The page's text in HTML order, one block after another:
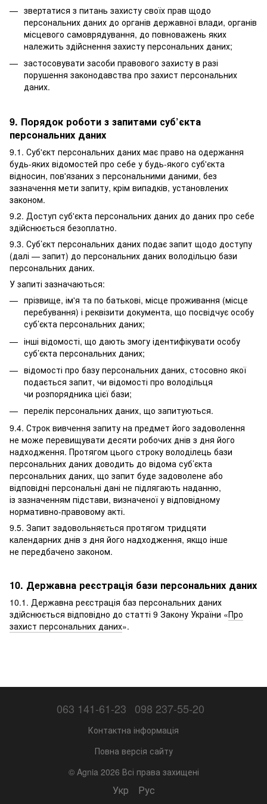
звертатися з питань захисту своїх прав щодо
персональних даних до органів державної влади, органів
місцевого самоврядування, до повноважень яких
належить здійснення захисту персональних даних;
застосовувати засоби правового захисту в разі
порушення законодавства про захист персональних
даних.
9. Порядок роботи з запитами суб’єкта
персональних даних
9.1. Суб'єкт персональних даних має право на одержання
будь-яких відомостей про себе у будь-якого суб'єкта
відносин, пов'язаних з персональними даними, без
зазначення мети запиту, крім випадків, установлених
законом.
9.2. Доступ суб'єкта персональних даних до даних про себе
здійснюється безоплатно.
9.3. Суб’єкт персональних даних подає запит щодо доступу
(далі — запит) до персональних даних володільцю бази
персональних даних.
У запиті зазначаються:
прізвище, ім'я та по батькові, місце проживання (місце
перебування) і реквізити документа, що посвідчує особу
суб’єкта персональних даних;
інші відомості, що дають змогу ідентифікувати особу
суб’єкта персональних даних;
відомості про базу персональних даних, стосовно якої
подається запит, чи відомості про володільця
чи розпорядника цієї бази;
перелік персональних даних, що запитуються.
9.4. Строк вивчення запиту на предмет його задоволення
не може перевищувати десяти робочих днів з дня його
надходження. Протягом цього строку володілець бази
персональних даних доводить до відома суб’єкта
персональних даних, що запит буде задоволене або
відповідні персональні дані не підлягають наданню,
із зазначенням підстави, визначеної у відповідному
нормативно-правовому акті.
9.5. Запит задовольняється протягом тридцяти
календарних днів з дня його надходження, якщо інше
не передбачено законом.
10. Державна реєстрація бази персональних даних
10.1. Державна реєстрація баз персональних даних
здійснюється відповідно до статті 9 Закону України «Про
захист персональних даних».
063 141-61-23 098 237-55-20
Контактна інформація
Повна версія сайту
© Agnia 2026 Всі права захищені
Укр Рус